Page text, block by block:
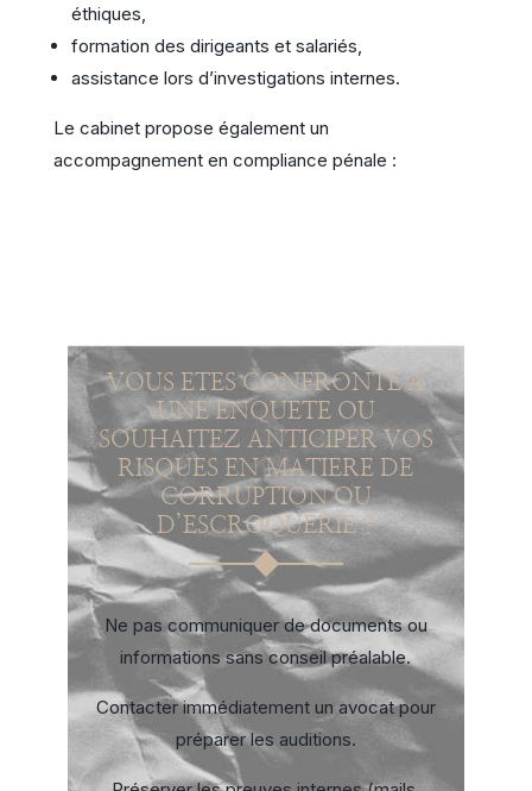
éthiques,
formation des dirigeants et salariés,
assistance lors d’investigations internes.
Le cabinet propose également un
accompagnement en compliance pénale :
VOUS ETES CONFRONTE A
UNE ENQUETE OU
SOUHAITEZ ANTICIPER VOS
RISQUES EN MATIERE DE
CORRUPTION OU
D’ESCROQUERIE ?
Ne pas communiquer de documents ou
informations sans conseil préalable.
Contacter immédiatement un avocat pour
préparer les auditions.